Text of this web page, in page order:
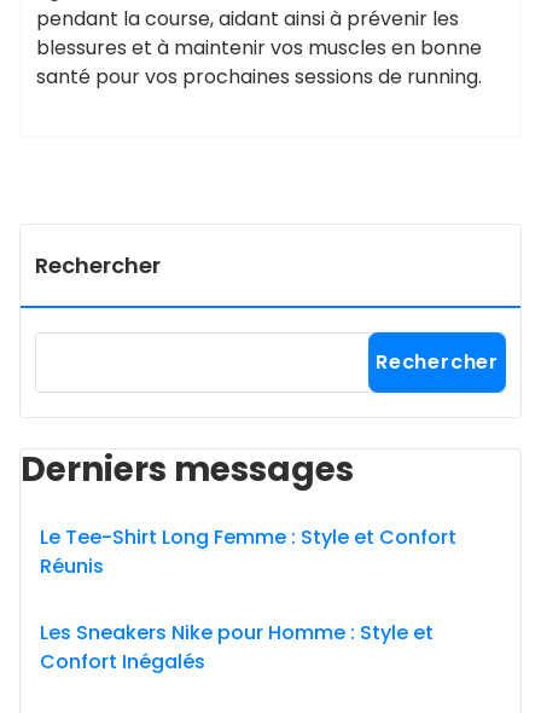
pendant la course, aidant ainsi à prévenir les
blessures et à maintenir vos muscles en bonne
santé pour vos prochaines sessions de running.
Rechercher
Rechercher
Derniers messages
Le Tee-Shirt Long Femme : Style et Confort
Réunis
Les Sneakers Nike pour Homme : Style et
Confort Inégalés